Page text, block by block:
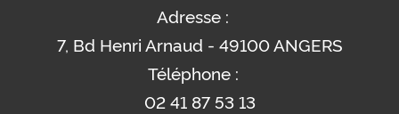
Adresse :
7, Bd Henri Arnaud - 49100 ANGERS
Téléphone :
02 41 87 53 13